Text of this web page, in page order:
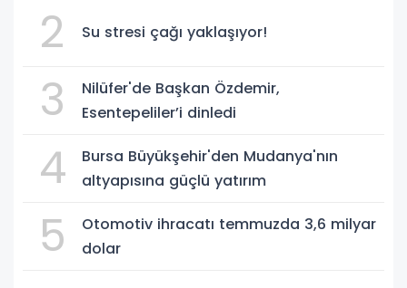
2 Su stresi çağı yaklaşıyor!
3
Nilüfer'de Başkan Özdemir,
Esentepeliler’i dinledi
4
Bursa Büyükşehir'den Mudanya'nın
altyapısına güçlü yatırım
5
Otomotiv ihracatı temmuzda 3,6 milyar
dolar